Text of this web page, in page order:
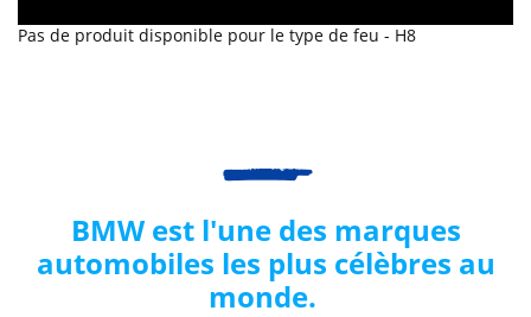
Pas de produit disponible pour le type de feu - H8
BMW est l'une des marques
automobiles les plus célèbres au
monde.